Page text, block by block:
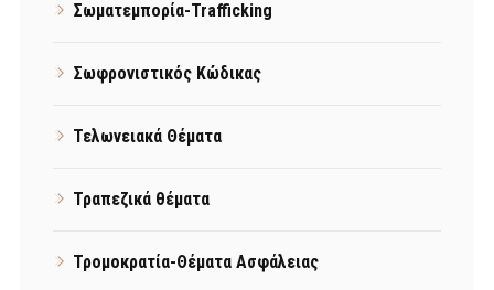
Σωματεμπορία-Trafficking
Σωφρονιστικός Κώδικας
Τελωνειακά Θέματα
Τραπεζικά θέματα
Τρομοκρατία-Θέματα Ασφάλειας